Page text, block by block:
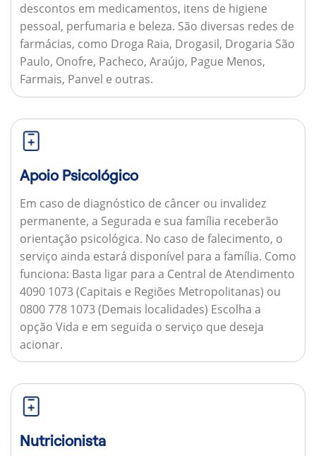
descontos em medicamentos, itens de higiene
pessoal, perfumaria e beleza. São diversas redes de
farmácias, como Droga Raia, Drogasil, Drogaria São
Paulo, Onofre, Pacheco, Araújo, Pague Menos,
Farmais, Panvel e outras.
Apoio Psicológico
Em caso de diagnóstico de câncer ou invalidez
permanente, a Segurada e sua família receberão
orientação psicológica. No caso de falecimento, o
serviço ainda estará disponível para a família. Como
funciona: Basta ligar para a Central de Atendimento
4090 1073 (Capitais e Regiões Metropolitanas) ou
0800 778 1073 (Demais localidades) Escolha a
opção Vida e em seguida o serviço que deseja
acionar.
Nutricionista